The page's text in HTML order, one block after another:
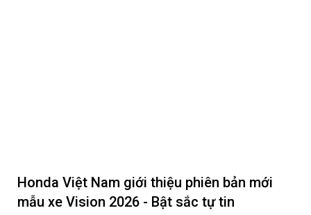
Honda Việt Nam giới thiệu phiên bản mới
mẫu xe Vision 2026 - Bật sắc tự tin